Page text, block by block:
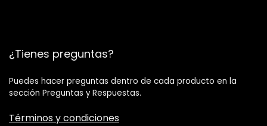
¿Tienes preguntas?
Puedes hacer preguntas dentro de cada producto en la
sección Preguntas y Respuestas.
Términos y condiciones